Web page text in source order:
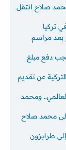
صلاح انتقل
تركيا
بعد مراسم
دفع مبلغ
عن تقديم
ومحمد
محمد صلاح
طرابزون